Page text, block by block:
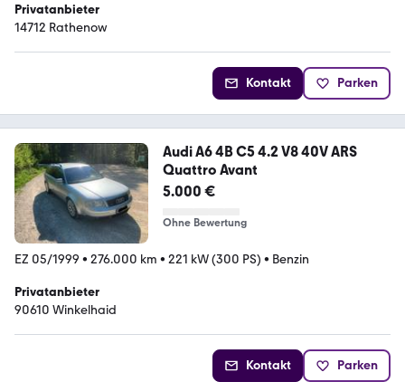
Privatanbieter
14712 Rathenow
Kontakt Parken
Audi A6 4B C5 4.2 V8 40V ARS
Quattro Avant
5.000 €
Ohne Bewertung
EZ 05/1999 • 276.000 km • 221 kW (300 PS) • Benzin
Privatanbieter
90610 Winkelhaid
Kontakt Parken